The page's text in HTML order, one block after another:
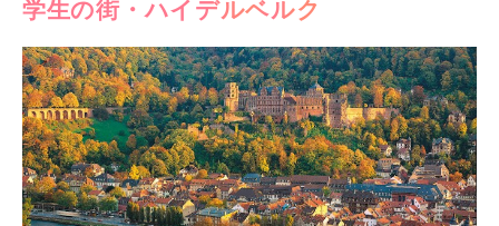
学生の街・ハイデルベルク